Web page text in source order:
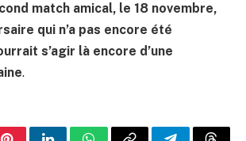
match amical, le 18 novembre,
qui n’a pas encore été
s’agir là encore d’une
.